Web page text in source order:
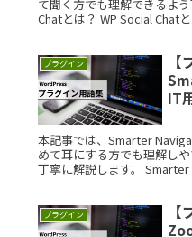
て聞く方でも理解できるよ
Chatとは？ WP Social Chat
プラグイン
IT
本記事では、Smarter
めて耳にする方でも理解し
丁寧に解説します。
プラグイン